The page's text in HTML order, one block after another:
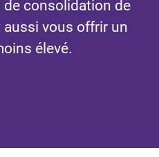
de consolidation de
vous offrir un
élevé.